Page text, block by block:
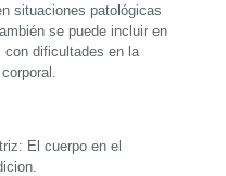
situaciones patológicas
se puede incluir en
con dificultades en la
El cuerpo en el